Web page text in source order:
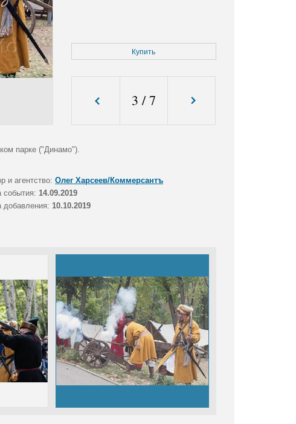
Купить
3 /7
парке ("Динамо").
и агентство: Олег Харсеев/Коммерсантъ
события: 14.09.2019
добавления: 10.10.2019